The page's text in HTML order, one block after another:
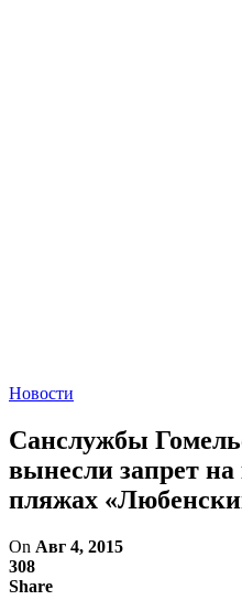
Новости
Санслужбы
вынесли запрет на
пляжах
On Авг 4, 2015
308
Share